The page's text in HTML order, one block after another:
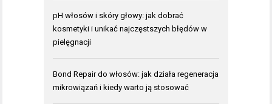
pH włosów i skóry głowy: jak dobrać
kosmetyki i unikać najczęstszych błędów w
pielęgnacji
Bond Repair do włosów: jak działa regeneracja
mikrowiązań i kiedy warto ją stosować